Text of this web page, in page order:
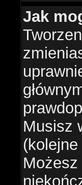
Jak
Musisz